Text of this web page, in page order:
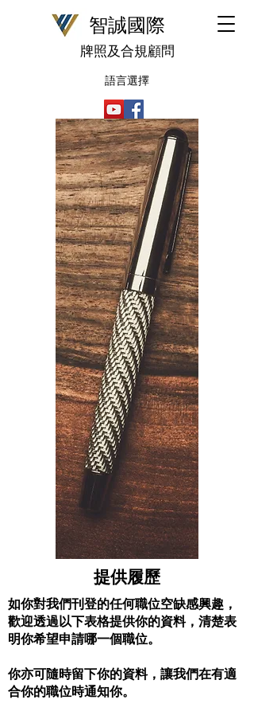
​智誠國際
牌照及合規顧問
語言選擇
提供履歷
如你對我們刊登的任何職位空缺感興趣，
歡迎透過以下表格提供你的資料，清楚表
明你希望申請哪一個職位。
你亦可隨時留下你的資料，讓我們在有適
合你的職位時通知你。